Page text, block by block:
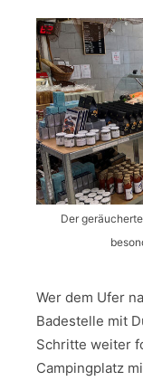
Der
Wer dem Ufer
Badestelle mit
Schritte weiter
Campingplatz